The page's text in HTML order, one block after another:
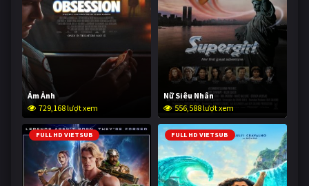
Ám Ảnh
729,168 lượt xem
Nữ Siêu Nhân
556,588 lượt xem
FULL HD VIETSUB FULL HD VIETSUB